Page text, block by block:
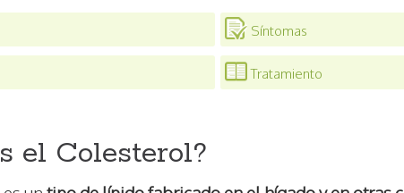
Síntomas
Tratamiento
el Colesterol?